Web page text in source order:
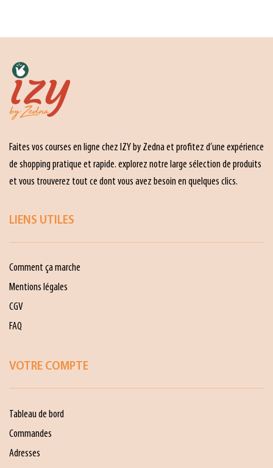
Faites vos courses en ligne chez IZY by Zedna et profitez d’une expérience
de shopping pratique et rapide. explorez notre large sélection de produits
et vous trouverez tout ce dont vous avez besoin en quelques clics.
LIENS UTILES
Comment ça marche
Mentions légales
CGV
FAQ
VOTRE COMPTE
Tableau de bord
Commandes
Adresses